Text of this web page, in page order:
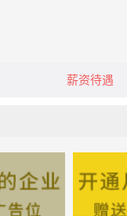
薪资待遇